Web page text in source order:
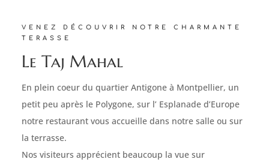
VENEZ DÉCOUVRIR NOTRE CHARMANTE
TERASSE
Le Taj Mahal
En plein coeur du quartier Antigone à Montpellier, un
petit peu après le Polygone, sur l’ Esplanade d’Europe
notre restaurant vous accueille dans notre salle ou sur
la terrasse.
Nos visiteurs apprécient beaucoup la vue sur